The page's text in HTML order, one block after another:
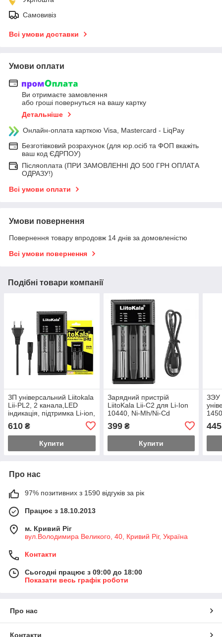
Самовивіз
Всі умови доставки
Умови оплати
Ви отримаєте замовлення
або гроші повернуться на вашу картку
Детальніше
Онлайн-оплата карткою Visa, Mastercard - LiqPay
Безготівковий розрахунок (для юр.осіб та ФОП вкажіть
ваш код ЄДРПОУ)
Післяоплата (ПРИ ЗАМОВЛЕННІ ДО 500 ГРН ОПЛАТА
ОДРАЗУ!)
Всі умови оплати
Умови повернення
Повернення товару впродовж 14 днів за домовленістю
Всі умови повернення
Подібні товари компанії
ЗП універсальний Liitokala
Lii-PL2, 2 канала,LED
індикація, підтримка Li-ion,
610 ₴
Купити
Зарядний пристрій
LiitoKala Lii-C2 для Li-Ion
10440, Ni-Mh/Ni-Cd
канали
399₴
Купити
ЗЭУ
500/
445
Про нас
97% позитивних з 1590 відгуків за рік
Працює з 18.10.2013
м. Кривий Ріг
вул.Володимира Великого, 40, Кривий Ріг, Україна
Контакти
Сьогодні працює з 09:00 до 18:00
Показати весь графік роботи
Про нас
Контакти